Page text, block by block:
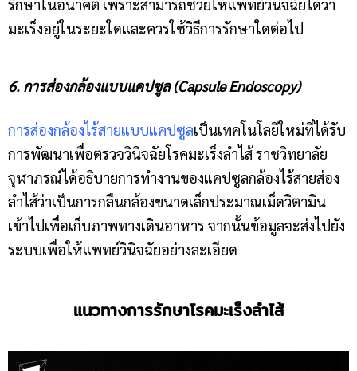
รักษาในอนาคต เพราะสามารถช่วยให้แพทย์วินิจฉัยได้ว่า
มะเร็งอยู่ในระยะใดและควรใช้วิธีการรักษาใดต่อไป
6. การส่องกล้องแบบแคปซูล (Capsule Endoscopy)
การส่องกล้องไร้สายแบบแคปซูลเป็นเทคโนโลยีใหม่ที่ได้รับ
การพัฒนาเพื่อตรวจวินิจฉัยโรคมะเร็งลำไส้ ราชวิทยาลัย
จุฬาภรณ์ได้อธิบายการทำงานของแคปซูลกล้องไร้สายส่อง
ลำไส้ว่าเป็นการกลืนกล้องขนาดเล็กประมาณเม็ดวิตามิน
เข้าไปเพื่อเก็บภาพทางเดินอาหาร จากนั้นข้อมูลจะส่งไปยัง
ระบบเพื่อให้แพทย์วินิจฉัยอย่างละเอียด
แนวทางการรักษาโรคมะเร็งลำไส้